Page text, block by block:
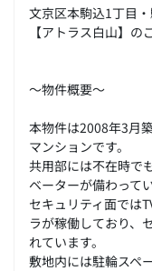
文京区本駒込1丁目
【アトラス白山】の
～物件概要～
本物件は2008年3月
マンションです。
共用部には不在時で
ベーターが備わってい
セキュリティ面では
ラが稼働しており、
れています。
敷地内には駐輪スペ